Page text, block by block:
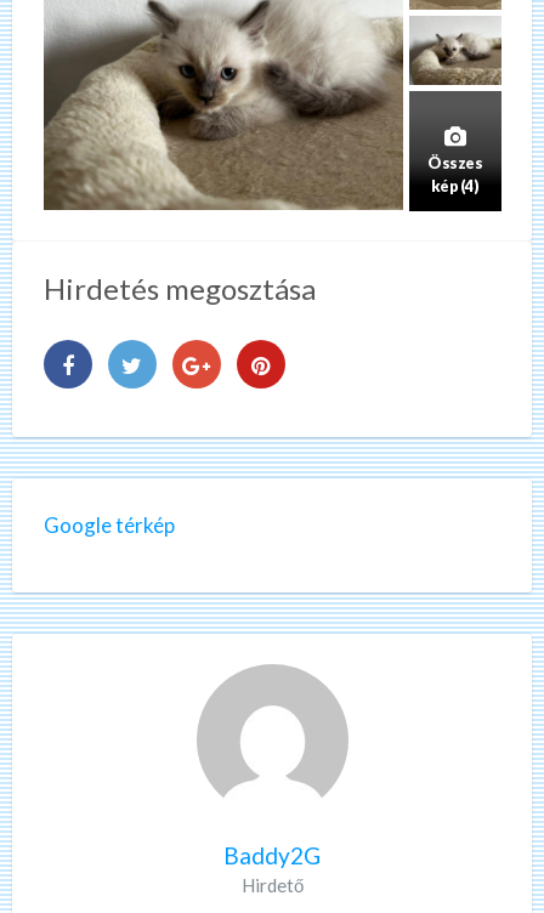
Összes
kép (4)
Hirdetés megosztása
Google térkép
Baddy2G
Hirdető